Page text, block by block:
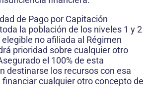
de Pago por Capitación
la población de los niveles 1 y 2
no afiliada al Régimen
prioridad sobre cualquier otro
el 100% de esta
destinarse los recursos con esa
cualquier otro concepto de